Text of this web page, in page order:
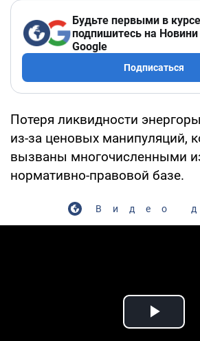
Будьте первыми в
подпишитесь на Новини
Google
Подписаться
Потеря ликвидности
из-за ценовых манипуляций,
вызваны многочисленными
нормативно-правовой базе.
Видео
Play